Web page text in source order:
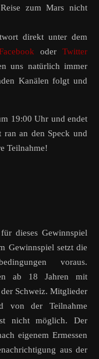
zum Mars nicht
direkt unter dem
oderTwitter
uns natürlich immer
Kanälen folgt und
19:00 Uhr und endet
an den Speck und
Teilnahme!
dieses Gewinnspiel
Gewinnspiel setzt die
voraus.
ab 18 Jahren mit
Schweiz. Mitglieder
von der Teilnahme
nicht möglich. Der
eigenem Ermessen
aus der